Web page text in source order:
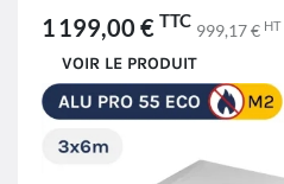
1 199,00 € TTC 999,17 € HT
VOIR LE PRODUIT